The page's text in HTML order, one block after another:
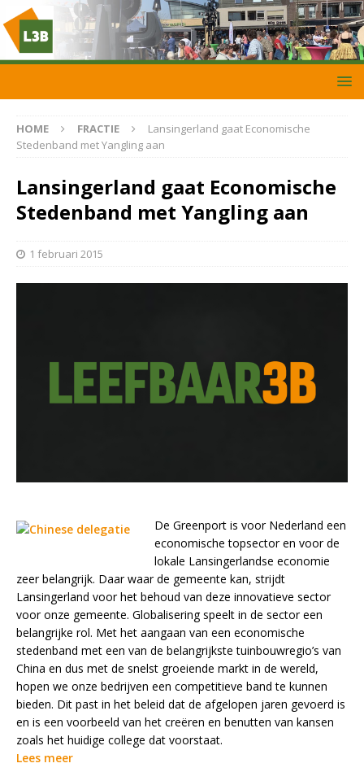
HOME FRACTIE
Lansingerland gaat Economische
Stedenband met Yangling aan
Lansingerland gaat Economische
Stedenband met Yangling aan
1 februari 2015
De Greenport is voor Nederland een
economische topsector en voor de
lokale Lansingerlandse economie
zeer belangrijk. Daar waar de gemeente kan, strijdt
Lansingerland voor het behoud van deze innovatieve sector
voor onze gemeente. Globalisering speelt in de sector een
belangrijke rol. Met het aangaan van een economische
stedenband met een van de belangrijkste tuinbouwregio’s van
China en dus met de snelst groeiende markt in de wereld,
hopen we onze bedrijven een competitieve band te kunnen
bieden. Dit past in het beleid dat de afgelopen jaren gevoerd is
en is een voorbeeld van het creëren en benutten van kansen
zoals het huidige college dat voorstaat.
Lees meer